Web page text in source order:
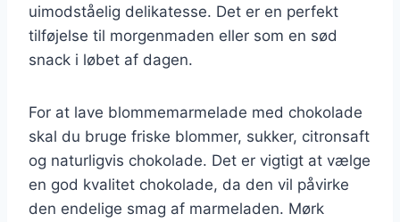
uimodståelig delikatesse. Det er en perfekt
tilføjelse til morgenmaden eller som en sød
snack i løbet af dagen.
For at lave blommemarmelade med chokolade
skal du bruge friske blommer, sukker, citronsaft
og naturligvis chokolade. Det er vigtigt at vælge
en god kvalitet chokolade, da den vil påvirke
den endelige smag af marmeladen. Mørk